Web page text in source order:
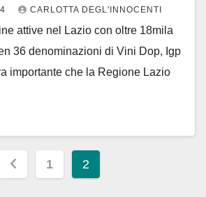
CARLOTTA DEGL'INNOCENTI
attive nel Lazio con oltre 18mila
36 denominazioni di Vini Dop, Igp
importante che la Regione Lazio
Paginazione
1 2